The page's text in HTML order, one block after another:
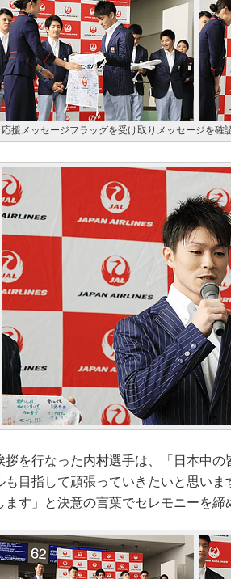
応援メッセージフラッグを受け取りメッセージを確
を行なった内村選手は、「日本中の
も目指して頑張っていきたいと思い
ます」と決意の言葉でセレモニーを締